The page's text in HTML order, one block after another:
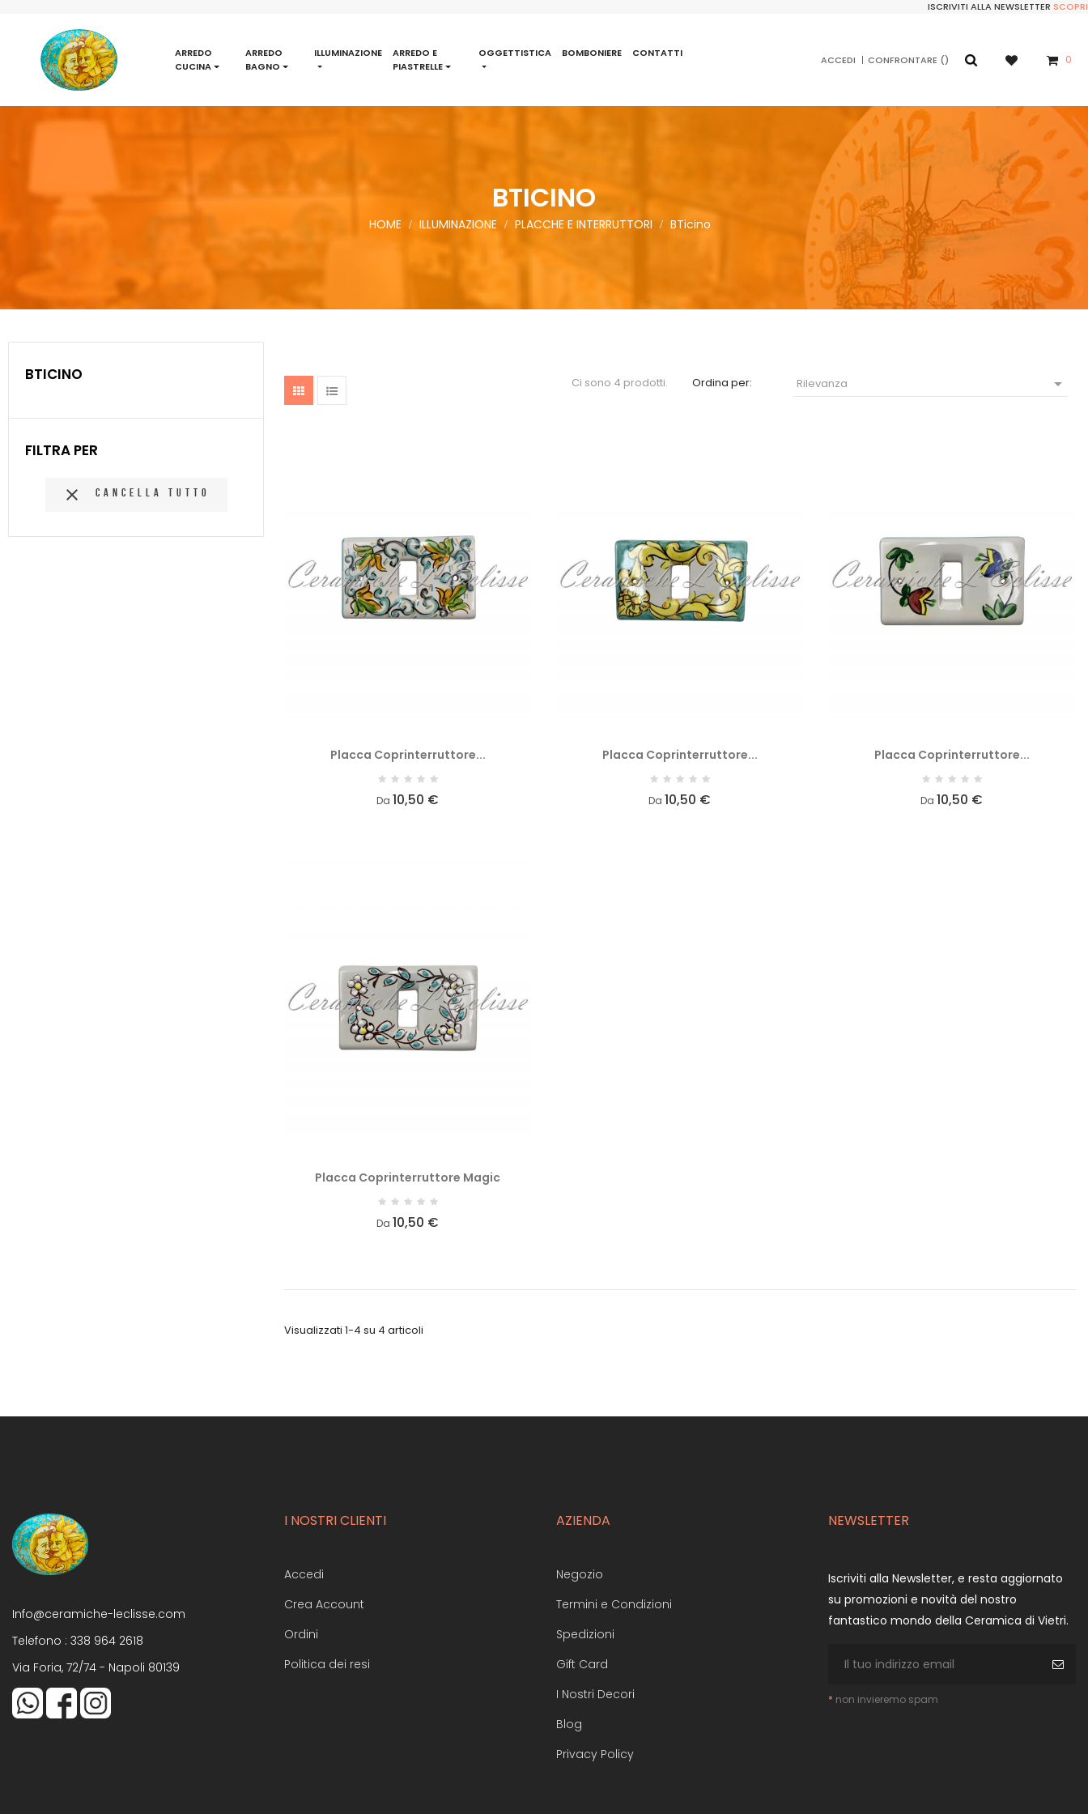
ISCRIVITI ALLA NEWSLETTER SCOPRI
ARREDO
CUCINA
ARREDO
BAGNO
ILLUMINAZIONE
ARREDO E
PIASTRELLE
OGGETTISTICA BOMBONIERE CONTATTI
ACCEDI CONFRONTARE 0
BTICINO
HOME ILLUMINAZIONE PLACCHE E INTERRUTTORI BTicino
BTICINO
FILTRA PER
 CANCELLA TUTTO
Ci sono 4 prodotti. Ordina per: Rilevanza 
Placca Coprinterruttore...
Da10,50 €
Placca Coprinterruttore...
Da10,50 €
Placca Coprinterruttore...
Da10,50 €
Placca Coprinterruttore Magic
Da10,50 €
Visualizzati 1-4 su 4 articoli
Info@ceramiche-leclisse.com
Telefono : 338 964 2618
Via Foria, 72/74 - Napoli 80139
I NOSTRI CLIENTI
Accedi
Crea Account
Ordini
Politica dei resi
AZIENDA
Negozio
Termini e Condizioni
Spedizioni
Gift Card
I Nostri Decori
Blog
Privacy Policy
NEWSLETTER
Iscriviti alla Newsletter, e resta aggiornato
su promozioni e novità del nostro
fantastico mondo della Ceramica di Vietri.
* non invieremo spam